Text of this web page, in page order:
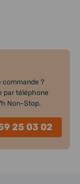
commande ?
par téléphone
Non-Stop.
25 03 02